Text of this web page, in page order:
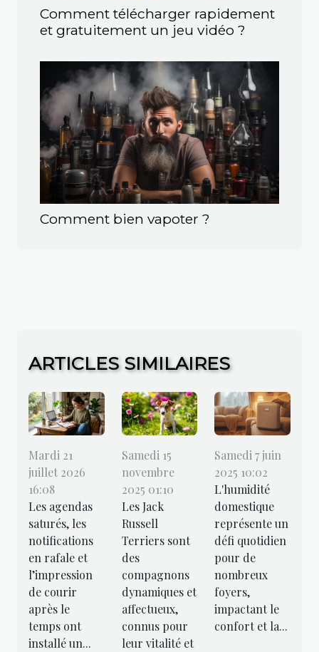
Comment télécharger rapidement
et gratuitement un jeu vidéo ?
Comment bien vapoter ?
ARTICLES SIMILAIRES
Mardi 21
juillet 2026
16:08
Les agendas
saturés, les
notifications
en rafale et
l’impression
de courir
après le
temps ont
installé un...
Samedi 15
novembre
2025 01:10
Les Jack
Russell
Terriers sont
des
compagnons
dynamiques et
affectueux,
connus pour
leur vitalité et
Samedi 7 juin
2025 10:02
L'humidité
domestique
représente un
défi quotidien
pour de
nombreux
foyers,
impactant le
confort et la...